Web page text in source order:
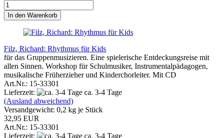
In den Warenkorb
Filz, Richard: Rhythmus für Kids
für das Gruppenmusizieren. Eine spielerische Entdeckungsreise mit
allen Sinnen. Workshop für Schulmusiker, Instrumentalpädagogen,
musikalische Früherzieher und Kinderchorleiter. Mit CD
Art.Nr.: 15-33301
Lieferzeit:
ca. 3-4 Tage
(Ausland abweichend)
Versandgewicht: 0,2 kg je Stück
32,95 EUR
Art.Nr.: 15-33301
Lieferzeit:
ca. 3-4 Tage